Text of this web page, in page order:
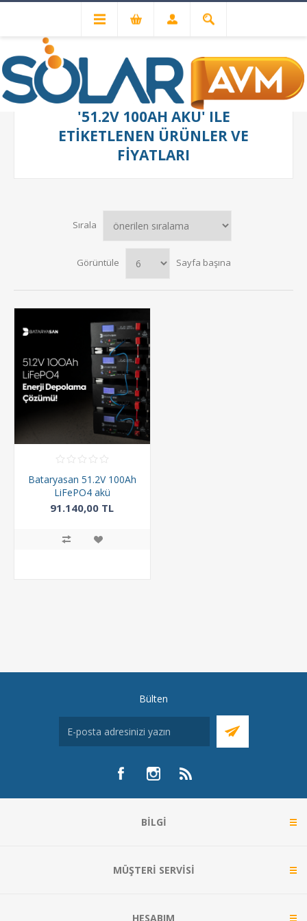
'51.2V 100AH AKÜ' ILE
ETIKETLENEN ÜRÜNLER VE
FIYATLARI
Sırala
Görüntüle Sayfa başına
Bataryasan 51.2V 100Ah
LiFePO4 akü
91.140,00 TL
Bülten
BILGI
MÜŞTERI SERVISI
HESABIM